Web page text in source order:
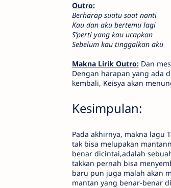
Outro:
Berharap suatu saat nanti
Kau dan aku bertemu lagi
S’perti yang kau ucapkan
Sebelum kau tinggalkan aku
Makna Lirik Outro:Dan
Dengan harapan yang ada
kembali, Keisya akan
Kesimpulan:
Pada akhirnya, makna lagu
tak bisa melupakan
benar dicintai,adalah
takkan pernah bisa
baru pun juga malah akan
mantan yang benar-benar